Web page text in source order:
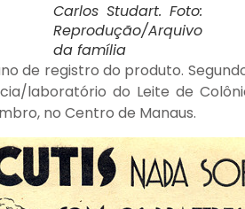
Carlos Studart. Foto:
Reprodução/Arquivo
da família
de registro do produto.
laboratório do Leite de
no Centro de Manaus.